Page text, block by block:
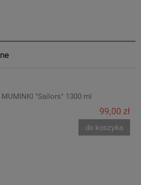
"Sailors" 1300 ml
99,00 zł
do koszyka